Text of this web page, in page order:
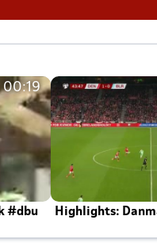
00:19
#dbu
Highlights: